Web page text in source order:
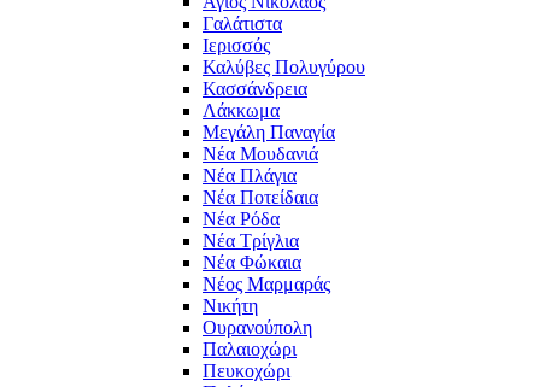
Γαλάτιστα
Ιερισσός
Καλύβες Πολυγύρου
Κασσάνδρεια
Λάκκωμα
Μεγάλη Παναγία
Νέα Μουδανιά
Νέα Πλάγια
Νέα Ποτείδαια
Νέα Ρόδα
Νέα Τρίγλια
Νέα Φώκαια
Νέος Μαρμαράς
Νικήτη
Ουρανούπολη
Παλαιοχώρι
Πευκοχώρι